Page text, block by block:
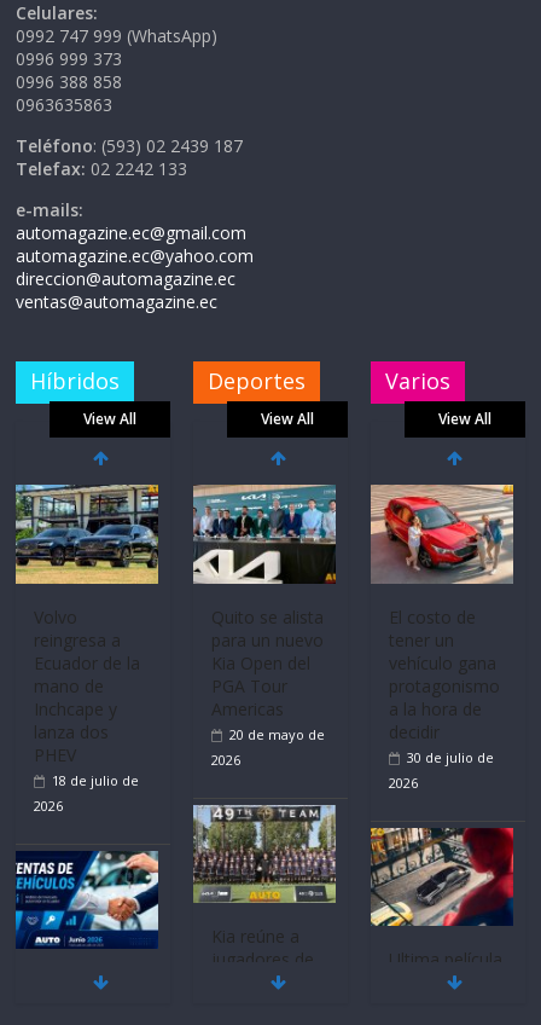
Celulares:
0992 747 999 (WhatsApp)
0996 999 373
0996 388 858
0963635863
Teléfono: (593) 02 2439 187
Telefax: 02 2242 133
e-mails:
automagazine.ec@gmail.com
automagazine.ec@yahoo.com
direccion@automagazine.ec
ventas@automagazine.ec
Híbridos
View All
Mercado
automotor
nacional cierra
su mejor 1er
semestre en la
historia
11 de julio de
2026
Bosch y
Deportes
View All
La FEDAK
recibe 12
Sinotruk
Bolden para
cubrir las rutas
de La Vuelta
31 de julio de
Quito se alista
para un nuevo
Varios
View All
Ultima película
‘Spider‑Man:
Brand New
Day’ pone en
escena a
BMW
29 de julio de
2026
¿Qué puede
pasar con tu